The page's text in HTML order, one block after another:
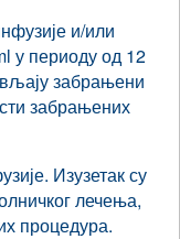
и/или
у периоду од 12
забрањени
забрањених
Изузетак су
лечења,
процедура.